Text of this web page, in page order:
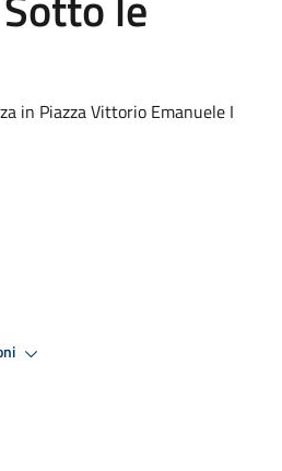
in Piazza Vittorio Emanuele I